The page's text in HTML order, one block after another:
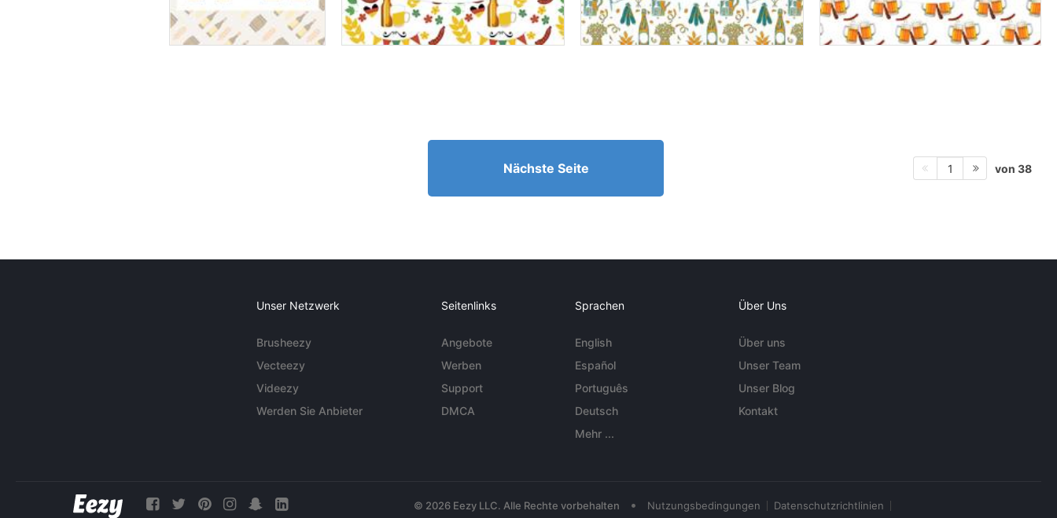
Nächste Seite 1 von 38
Unser Netzwerk
Brusheezy
Vecteezy
Videezy
Werden Sie Anbieter
Seitenlinks
Angebote
Werben
Support
DMCA
Sprachen
English
Español
Português
Deutsch
Mehr ...
Über Uns
Über uns
Unser Team
Unser Blog
Kontakt
© 2026 Eezy LLC. Alle Rechte vorbehalten • Nutzungsbedingungen Datenschutzrichtlinien